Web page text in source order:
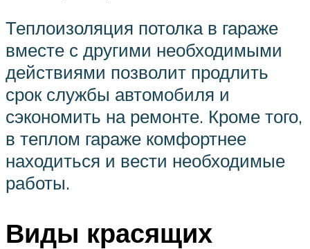
Теплоизоляция потолка в гараже
вместе с другими необходимыми
действиями позволит продлить
срок службы автомобиля и
сэкономить на ремонте. Кроме того,
в теплом гараже комфортнее
находиться и вести необходимые
работы.
Виды красящих